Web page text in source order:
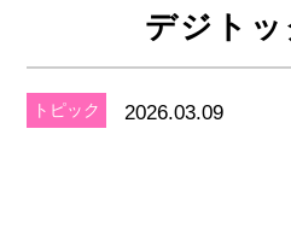
デジト
トピック 2026.03.09